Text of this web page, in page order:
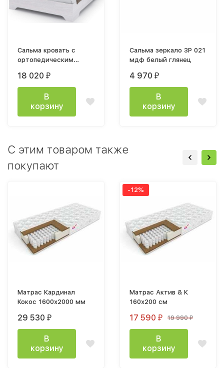
Сальма кровать с
ортопедическим
мм
18 020 ₽
В
корзину
Сальма зеркало ЗР 021
мдф белый глянец
4 970 ₽
В
корзину
C этим товаром также
покупают
Матрас Кардинал
Кокос 1600х2000 мм
29 530 ₽
В
корзину
-12%
Матрас Актив & К
160х200 см
17 590 ₽ 19 990₽
В
корзину